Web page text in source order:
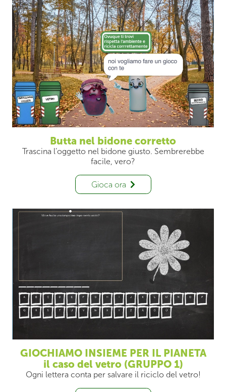
Butta nel bidone corretto
Trascina l’oggetto nel bidone giusto. Sembrerebbe
facile, vero?
Gioca ora
GIOCHIAMO INSIEME PER IL PIANETA
il caso del vetro (GRUPPO 1)
Ogni lettera conta per salvare il riciclo del vetro!